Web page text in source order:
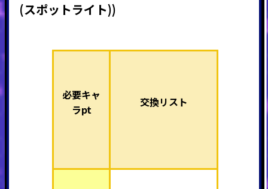
(スポットライト))
必要キャ
ラpt
交換リスト